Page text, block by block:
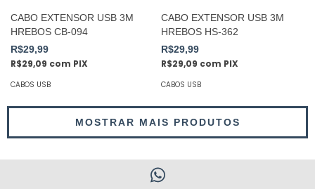
CABO EXTENSOR USB 3M
HREBOS CB-094
R$29,99
R$29,09 com PIX
CABOS USB
CABO EXTENSOR USB 3M
HREBOS HS-362
R$29,99
R$29,09 com PIX
CABOS USB
MOSTRAR MAIS PRODUTOS